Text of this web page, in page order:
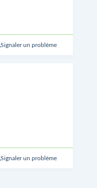
Signaler un problème
Signaler un problème